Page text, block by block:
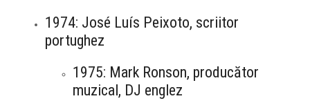
1974: José Luís Peixoto, scriitor
portughez
1975: Mark Ronson, producător
muzical, DJ englez